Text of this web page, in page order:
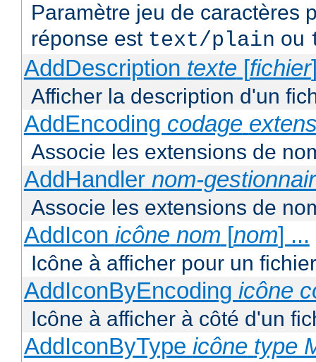
Paramètre jeu de caractères
réponse est text/plain ou
AddDescription texte [fichier
Afficher la description d'un
AddEncoding codage
Associe les extensions de
AddHandler nom-
Associe les extensions de
AddIcon icône nom [nom] ...
Icône à afficher pour un
AddIconByEncoding icône
Icône à afficher à côté d'un
AddIconByType icône type